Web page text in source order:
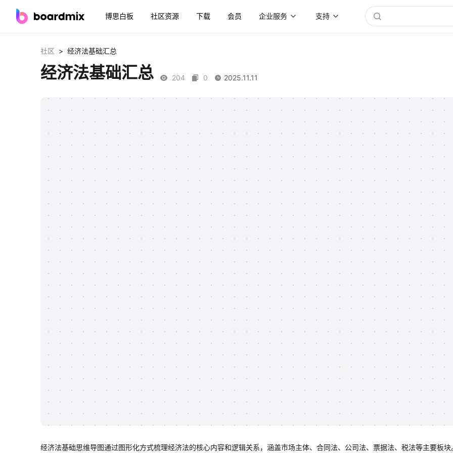
博思白板 社区资源 下载 会员 企业服务 支持
社区 > 经济法基础汇总
经济法基础汇总 204 0 2025.11.11
经济法基础思维导图通过图形化方式梳理经济法的核心内容和逻辑关系，涵盖市场主体、合同法、公司法、票据法、税法等主要板块